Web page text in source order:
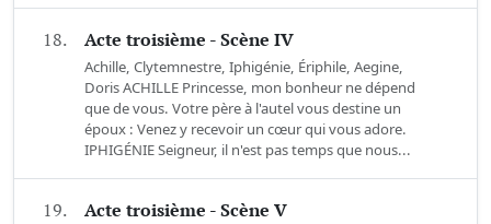
18. Acte troisième - Scène IV
Achille, Clytemnestre, Iphigénie, Ériphile, Aegine,
Doris ACHILLE Princesse, mon bonheur ne dépend
que de vous. Votre père à l'autel vous destine un
époux : Venez y recevoir un cœur qui vous adore.
IPHIGÉNIE Seigneur, il n'est pas temps que nous...
19. Acte troisième - Scène V